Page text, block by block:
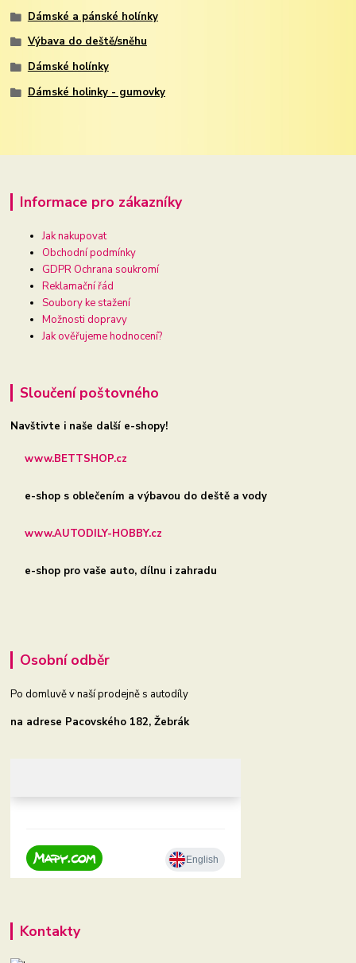
Dámské a pánské holínky
Výbava do deště/sněhu
Dámské holínky
Dámské holinky - gumovky
Informace pro zákazníky
Jak nakupovat
Obchodní podmínky
GDPR Ochrana soukromí
Reklamační řád
Soubory ke stažení
Možnosti dopravy
Jak ověřujeme hodnocení?
Sloučení poštovného
Navštivte i naše další e-shopy!
www.BETTSHOP.cz
e-shop s oblečením a výbavou do deště a vody
www.AUTODILY-HOBBY.cz
e-shop pro vaše auto, dílnu i zahradu
Osobní odběr
Po domluvě v naší prodejně s autodíly
na adrese Pacovského 182, Žebrák
Kontakty